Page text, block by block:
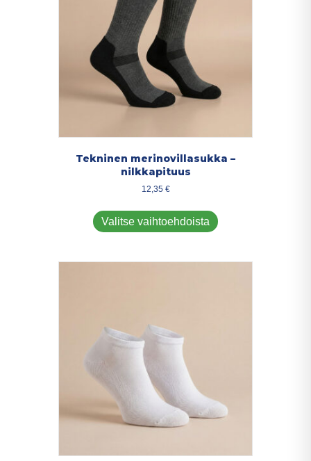
Tekninen merinovillasukka –
nilkkapituus
12,35 €
Valitse vaihtoehdoista
tuotteella
muunnelma.